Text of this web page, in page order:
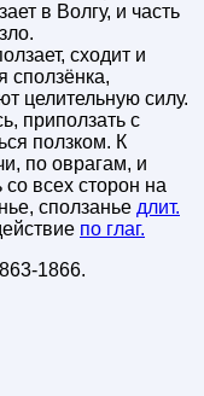
в Волгу, и часть
сходит и
сползёнка,
целительную силу.
приползать с
ползком. К
по оврагам, и
всех сторон на
сползанье длит.
по глаг.
1866.